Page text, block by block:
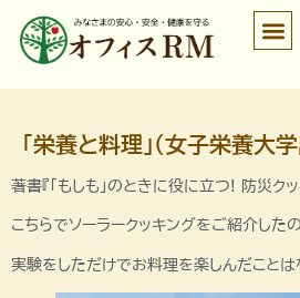
「栄養と料理」（女子栄養大
著書『「もしも」のときに役に立つ! 防災クッ
こちらでソーラークッキングをご紹介した
実験をしただけでお料理を楽しんだことは